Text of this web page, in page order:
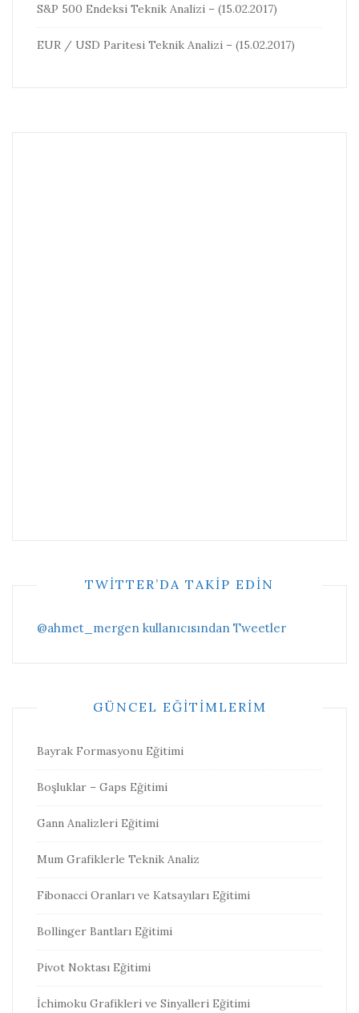
S&P 500 Endeksi Teknik Analizi – (15.02.2017)
EUR / USD Paritesi Teknik Analizi – (15.02.2017)
TWITTER’DA TAKIP EDIN
@ahmet_mergen kullanıcısından Tweetler
GÜNCEL EĞITIMLERIM
Bayrak Formasyonu Eğitimi
Boşluklar – Gaps Eğitimi
Gann Analizleri Eğitimi
Mum Grafiklerle Teknik Analiz
Fibonacci Oranları ve Katsayıları Eğitimi
Bollinger Bantları Eğitimi
Pivot Noktası Eğitimi
İchimoku Grafikleri ve Sinyalleri Eğitimi